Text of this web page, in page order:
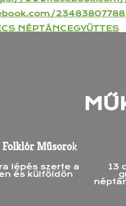
NÉPTÁNCEGYÜTTES
MűsoroK
lépés szerte a
és külföldön
13